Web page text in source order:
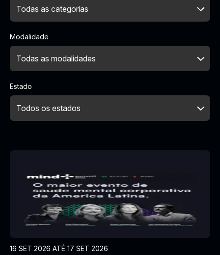
Modalidade
Estado
16 SET 2026 ATÉ 17 SET 2026